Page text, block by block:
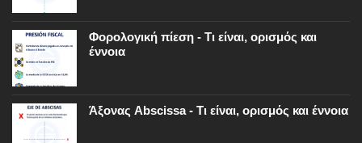
Φορολογική πίεση - Τι είναι, ορισμός και
έννοια
Άξονας Abscissa - Τι είναι, ορισμός και έννοια